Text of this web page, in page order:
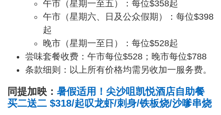
午市（星期一至五）：每位$358起
午市（星期六、日及公众假期）：每位$398
起
晚市（星期一至日）：每位$528起
尝味套餐收费：午市每位$528；晚市每位$788
条款细则：以上所有价格均需另收加一服务费。
同提加映： 暑假适用！尖沙咀凯悦酒店自助餐
买二送二 $318/起叹龙虾/刺身/铁板烧/沙嗲串烧